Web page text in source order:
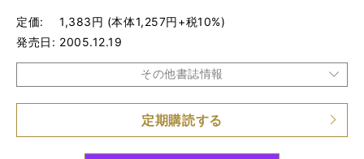
定価
1,383円 (本体1,257円+税10%)
発売日
2005.12.19
その他書誌情報
A4変形判 / 176ページ / CD付き
定期購読する